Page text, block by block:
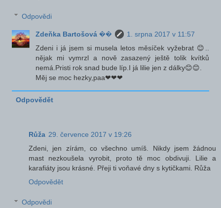
Odpovědi
Zdeňka Bartošová ��
1. srpna 2017 v 11:57
Zdeni i já jsem si musela letos měsíček vyžebrat 😊..
nějak mi vymrzl a nově zasazený ještě tolik kvítků
nemá.Pristi rok snad bude líp.I já lilie jen z dálky😊😊.
Měj se moc hezky,paa❤❤❤
Odpovědět
Růža 29. července 2017 v 19:26
Zdeni, jen zírám, co všechno umíš. Nikdy jsem žádnou
mast nezkoušela vyrobit, proto tě moc obdivuji. Lilie a
karafiáty jsou krásné. Přeji ti voňavé dny s kytičkami. Růža
Odpovědět
Odpovědi